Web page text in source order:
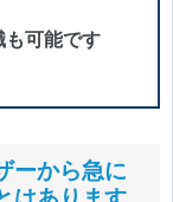
も可能です
ーから急に